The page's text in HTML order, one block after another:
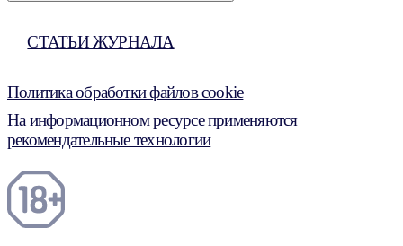
СТАТЬИ ЖУРНАЛА
Политика обработки файлов cookie
На информационном ресурсе применяются
рекомендательные технологии